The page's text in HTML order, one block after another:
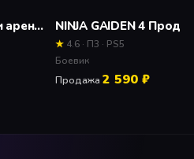
NINJA GAIDEN 4 Прокат и аренда игры 7 дней NINJA GAIDEN 4
★ 4.6 · П3 · PS5
Боевик
Продажа 2 590 ₽